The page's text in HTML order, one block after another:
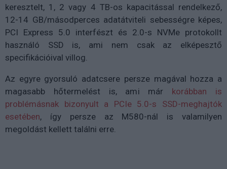
keresztelt, 1, 2 vagy 4 TB-os kapacitással rendelkező,
12-14 GB/másodperces adatátviteli sebességre képes,
PCI Express 5.0 interfészt és 2.0-s NVMe protokollt
használó SSD is, ami nem csak az elképesztő
specifikációival villog.
Az egyre gyorsuló adatcsere persze magával hozza a
magasabb hőtermelést is, ami már korábban is
problémásnak bizonyult a PCIe 5.0-s SSD-meghajtók
esetében, így persze az M580-nál is valamilyen
megoldást kellett találni erre.